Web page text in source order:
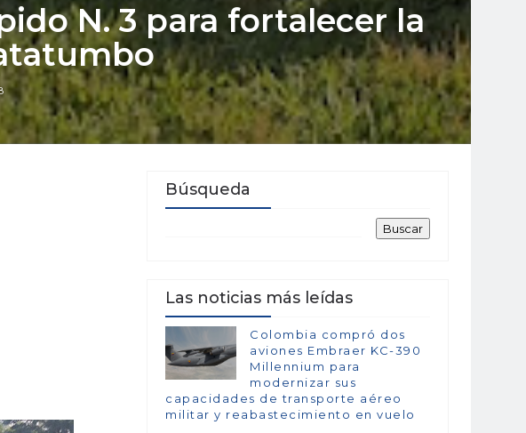
N. 3 para fortalecer la
Búsqueda
Las noticias más leídas
Colombia compró dos
aviones Embraer KC-390
Millennium para
modernizar sus
capacidades de transporte aéreo
militar y reabastecimiento en vuelo